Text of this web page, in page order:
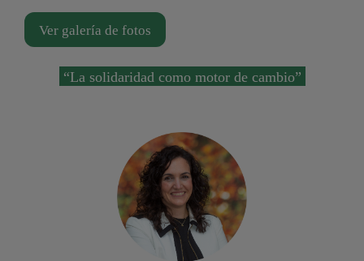
Ver galería de fotos
“La solidaridad como motor de cambio”